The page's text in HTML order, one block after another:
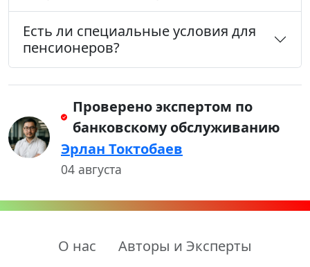
Есть ли специальные условия для
пенсионеров?
Проверено экспертом по
банковскому обслуживанию
Эрлан Токтобаев
04 августа
О нас
Авторы и Эксперты